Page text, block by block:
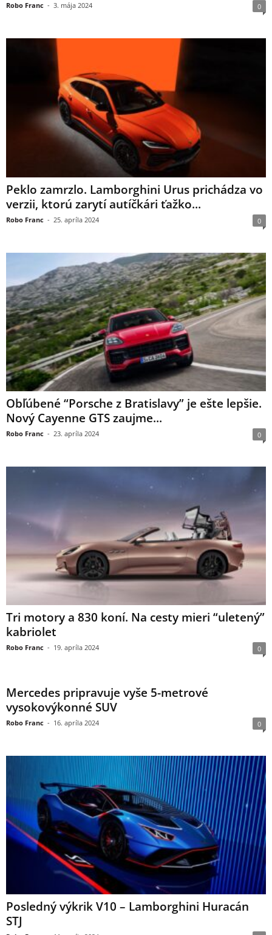
Robo Franc - 3. mája 2024 0
Peklo zamrzlo. Lamborghini Urus prichádza vo
verzii, ktorú zarytí autíčkári ťažko...
Robo Franc - 25. apríla 2024 0
Obľúbené “Porsche z Bratislavy” je ešte lepšie.
Nový Cayenne GTS zaujme...
Robo Franc - 23. apríla 2024 0
Tri motory a 830 koní. Na cesty mieri “uletený”
kabriolet
Robo Franc - 19. apríla 2024 0
Mercedes pripravuje vyše 5-metrové
vysokovýkonné SUV
Robo Franc - 16. apríla 2024 0
Posledný výkrik V10 – Lamborghini Huracán
STJ